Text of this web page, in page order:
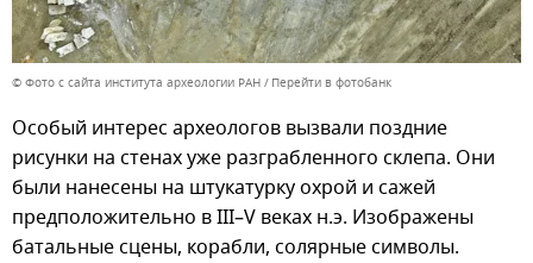
© Фото с сайта института археологии РАН Перейти в фотобанк
Особый интерес археологов вызвали поздние
рисунки на стенах уже разграбленного склепа. Они
были нанесены на штукатурку охрой и сажей
предположительно в III–V веках н.э. Изображены
батальные сцены, корабли, солярные символы.